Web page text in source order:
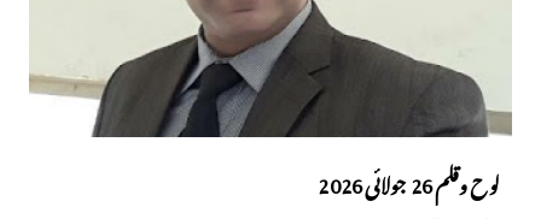
لوح وقلم 26 جولائی 2026